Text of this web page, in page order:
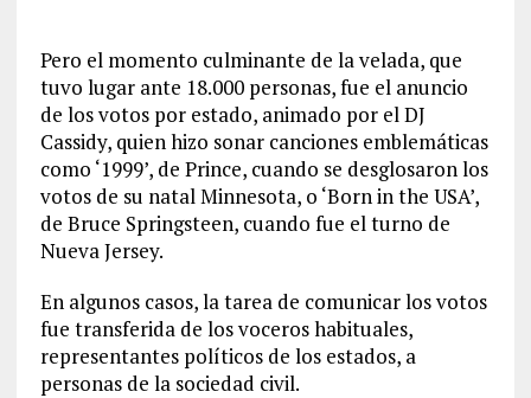
Pero el momento culminante de la velada, que
tuvo lugar ante 18.000 personas, fue el anuncio
de los votos por estado, animado por el DJ
Cassidy, quien hizo sonar canciones emblemáticas
como ‘1999’, de Prince, cuando se desglosaron los
votos de su natal Minnesota, o ‘Born in the USA’,
de Bruce Springsteen, cuando fue el turno de
Nueva Jersey.
En algunos casos, la tarea de comunicar los votos
fue transferida de los voceros habituales,
representantes políticos de los estados, a
personas de la sociedad civil.